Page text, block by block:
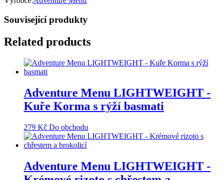
Související produkty
Related products
Adventure Menu LIGHTWEIGHT -
Kuře Korma s rýží basmati
279 Kč Do obchodu
Adventure Menu LIGHTWEIGHT -